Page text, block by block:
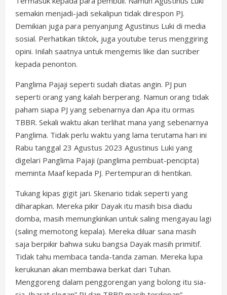
semakin menjadi-jadi sekalipun tidak direspon PJ.
Demikian juga para penyanjung Agustinus Luki di media
sosial. Perhatikan tiktok, juga youtube terus menggiring
opini. Inilah saatnya untuk mengemis like dan sucriber
kepada penonton.
Panglima Pajaji seperti sudah diatas angin. PJ pun
seperti orang yang kalah berperang. Namun orang tidak
paham siapa PJ yang sebenarnya dan Apa itu ormas
TBBR. Sekali waktu akan terlihat mana yang sebenarnya
Panglima. Tidak perlu waktu yang lama terutama hari ini
Rabu tanggal 23 Agustus 2023 Agustinus Luki yang
digelari Panglima Pajaji (panglima pembuat-pencipta)
meminta Maaf kepada PJ. Pertempuran di hentikan.
Tukang kipas gigit jari. Skenario tidak seperti yang
diharapkan. Mereka pikir Dayak itu masih bisa diadu
domba, masih memungkinkan untuk saling mengayau lagi
(saling memotong kepala). Mereka diluar sana masih
saja berpikir bahwa suku bangsa Dayak masih primitif.
Tidak tahu membaca tanda-tanda zaman. Mereka lupa
kerukunan akan membawa berkat dari Tuhan.
Menggoreng dalam penggorengan yang bolong itu sia-